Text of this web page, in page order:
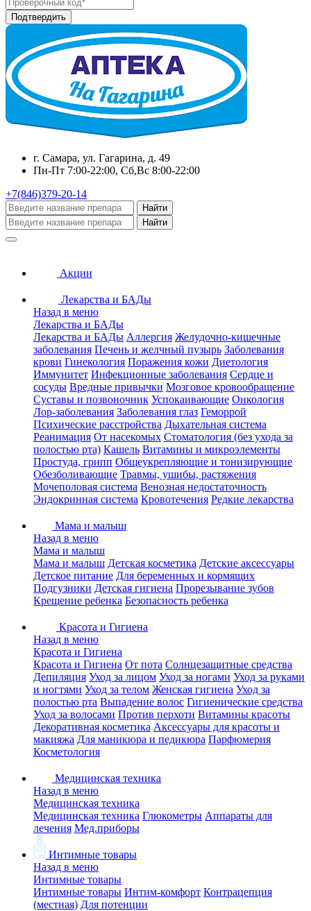
г. Самара, ул. Гагарина, д. 49
Пн-Пт 7:00-22:00, Сб,Вс 8:00-22:00
+7(846)379-20-14
Найти
Найти
Акции
Лекарства и БАДы
Назад в меню
Лекарства и БАДы
Лекарства и БАДы Аллергия Желудочно-кишечные
заболевания Печень и желчный пузырь Заболевания
крови Гинекология Поражения кожи Диетология
Иммунитет Инфекционные заболевания Сердце и
сосуды Вредные привычки Мозговое кровообращение
Суставы и позвоночник Успокаивающие Онкология
Лор-заболевания Заболевания глаз Геморрой
Психические расстройства Дыхательная система
Реанимация От насекомых Стоматология (без ухода за
полостью рта) Кашель Витамины и микроэлементы
Простуда, грипп Общеукрепляющие и тонизирующие
Обезболивающие Травмы, ушибы, растяжения
Мочеполовая система Венозная недостаточность
Эндокринная система Кровотечения Редкие лекарства
Мама и малыш
Назад в меню
Мама и малыш
Мама и малыш Детская косметика Детские аксессуары
Детское питание Для беременных и кормящих
Подгузники Детская гигиена Прорезывание зубов
Крещение ребенка Безопасность ребенка
Красота и Гигиена
Назад в меню
Красота и Гигиена
Красота и Гигиена От пота Солнцезащитные средства
Депиляция Уход за лицом Уход за ногами Уход за руками
и ногтями Уход за телом Женская гигиена Уход за
полостью рта Выпадение волос Гигиенические средства
Уход за волосами Против перхоти Витамины красоты
Декоративная косметика Аксессуары для красоты и
макияжа Для маникюра и педикюра Парфюмерия
Косметология
Медицинская техника
Назад в меню
Медицинская техника
Медицинская техника Глюкометры Аппараты для
лечения Мед.приборы
Интимные товары
Назад в меню
Интимные товары
Интимные товары Интим-комфорт Контрацепция
(местная) Для потенции